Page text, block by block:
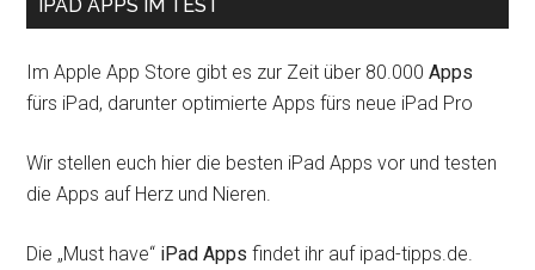
IPAD APPS IM TEST
Im Apple App Store gibt es zur Zeit über 80.000Apps
fürs iPad, darunter optimierte Apps fürs neue iPad Pro
Wir stellen euch hier die besten iPad Apps vor und testen
die Apps auf Herz und Nieren.
Die „Must have“ iPad Apps findet ihr auf ipad-tipps.de.